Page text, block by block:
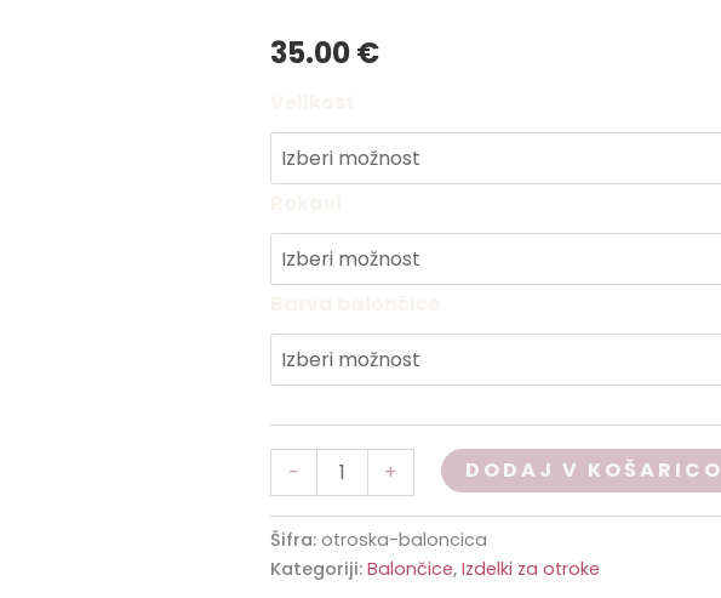
35.00€
- + DODAJ V KOŠARICO
Šifra:otroska-baloncica
Kategoriji:Balončice,Izdelki za otroke